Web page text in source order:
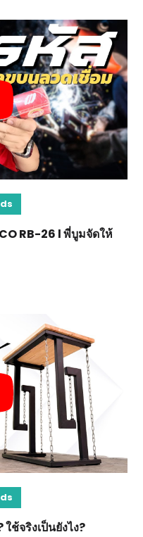
RB-26 l พี่บูมจัดให้
ช้จริงเป็นยังไง?